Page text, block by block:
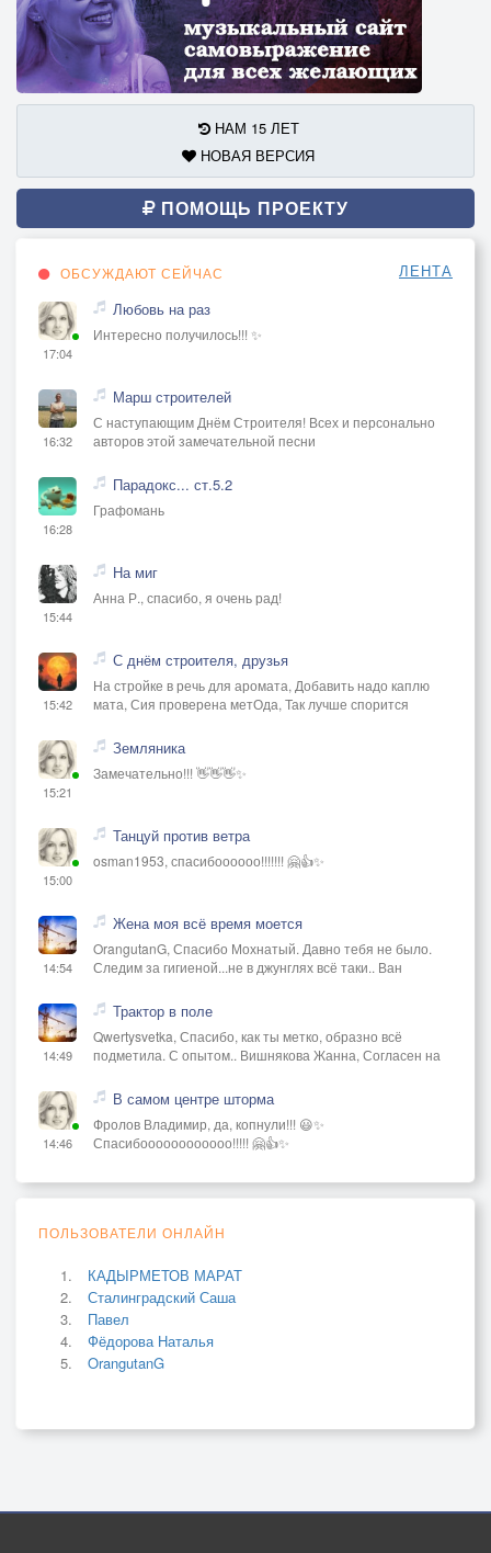
НАМ 15 ЛЕТ
НОВАЯ ВЕРСИЯ
ПОМОЩЬ ПРОЕКТУ
ОБСУЖДАЮТ СЕЙЧАС ЛЕНТА
17:04
Любовь на раз
Интересно получилось!!! ✨
16:32
Марш строителей
С наступающим Днём Строителя! Всех и персонально
авторов этой замечательной песни
16:28
Парадокс... ст.5.2
Графомань
15:44
На миг
Анна Р., спасибо, я очень рад!
15:42
С днём строителя, друзья
На стройке в речь для аромата, Добавить надо каплю
мата, Сия проверена метОда, Так лучше спорится
15:21
Земляника
Замечательно!!! 👋👋👋✨
15:00
Танцуй против ветра
osman1953, спасибоооооо!!!!!!! 🤗👍✨
14:54
Жена моя всё время моется
OrangutanG, Спасибо Мохнатый. Давно тебя не было.
Следим за гигиеной...не в джунглях всё таки.. Ван
14:49
Трактор в поле
Qwertysvetka, Спасибо, как ты метко, образно всё
подметила. С опытом.. Вишнякова Жанна, Согласен на
14:46
В самом центре шторма
Фролов Владимир, да, копнули!!! 😃✨
Спасибоооооооооооо!!!!! 🤗👍✨
ПОЛЬЗОВАТЕЛИ ОНЛАЙН
КАДЫРМЕТОВ МАРАТ
Сталинградский Саша
Павел
Фёдорова Наталья
OrangutanG